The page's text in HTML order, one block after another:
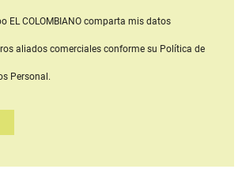
EL COLOMBIANOcomparta mis datos
aliados comerciales conforme su Política de
Personal.